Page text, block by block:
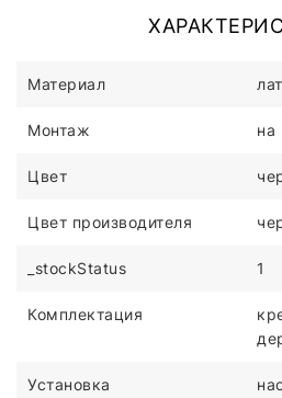
Материал
Монтаж на
Цвет
Цвет производителя
_stockStatus 1
Комплектация
Установка